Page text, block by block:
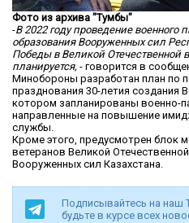
Фото из архива "Тумбы"
-В 2022 году проведение военного
образования Вооруженных сил
Победы в Великой Отечественной
планируется, - говорится в
Минобороны разработан план по
празднования 30-летия создания
котором запланированы военно-
направленные на повышение
службы.
Кроме этого, предусмотрен блок
ветеранов Великой
Вооруженных сил Казахстана.
Подписывайтесь на наш
будьте в курсе всех